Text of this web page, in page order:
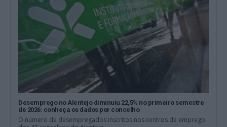
Desemprego no Alentejo diminuiu 22,5% no primeiro semestre
de 2026: conheça os dados por concelho
O número de desempregados inscritos nos centros de emprego